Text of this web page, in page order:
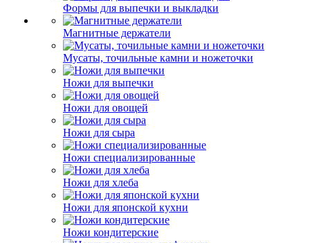
Формы для выпечки и выкладки
Магнитные держатели
Мусаты, точильные камни и ножеточки
Ножи для выпечки
Ножи для овощей
Ножи для сыра
Ножи специализированные
Ножи для хлеба
Ножи для японской кухни
Ножи кондитерские